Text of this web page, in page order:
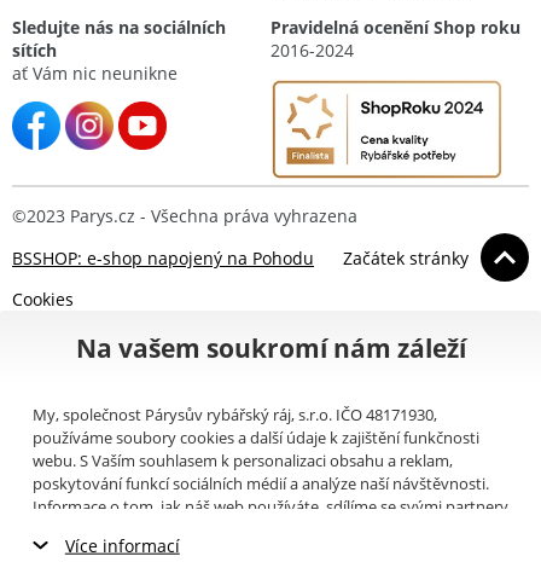
Sledujte nás na sociálních
sítích
ať Vám nic neunikne
Pravidelná ocenění Shop roku
2016-2024
©2023 Parys.cz - Všechna práva vyhrazena
BSSHOP: e-shop napojený na Pohodu
Začátek stránky
Cookies
Na vašem soukromí nám záleží
My, společnost Párysův rybářský ráj, s.r.o. IČO 48171930,
používáme soubory cookies a další údaje k zajištění funkčnosti
webu. S Vaším souhlasem k personalizaci obsahu a reklam,
poskytování funkcí sociálních médií a analýze naší návštěvnosti.
Informace o tom, jak náš web používáte, sdílíme se svými partnery
můžete přečíst, jak tyto informace Google používá. Partneři tyto
Více informací